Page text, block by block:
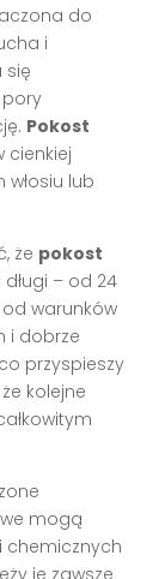
do
i
się
pory
Pokost
cienkiej
lub
że pokost
– od 24
warunków
i dobrze
przyspieszy
kolejne
mogą
chemicznych
je zawsze